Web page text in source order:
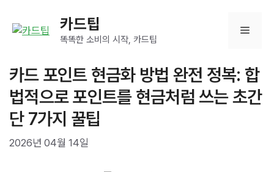
카드팁
똑똑한 소비의 시작, 카드팁
메
뉴
카드 포인트 현금화 방법 완전 정복: 합
법적으로 포인트를 현금처럼 쓰는 초간
단 7가지 꿀팁
2026년 04월 14일